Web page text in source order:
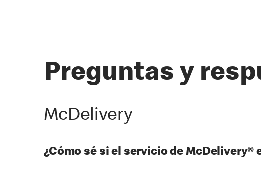
Preguntas y
McDelivery
¿Cómo sé si el servicio de